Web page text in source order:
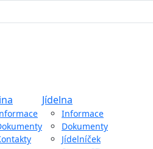
Jídelna
Informace
Dokumenty
Jídelníček